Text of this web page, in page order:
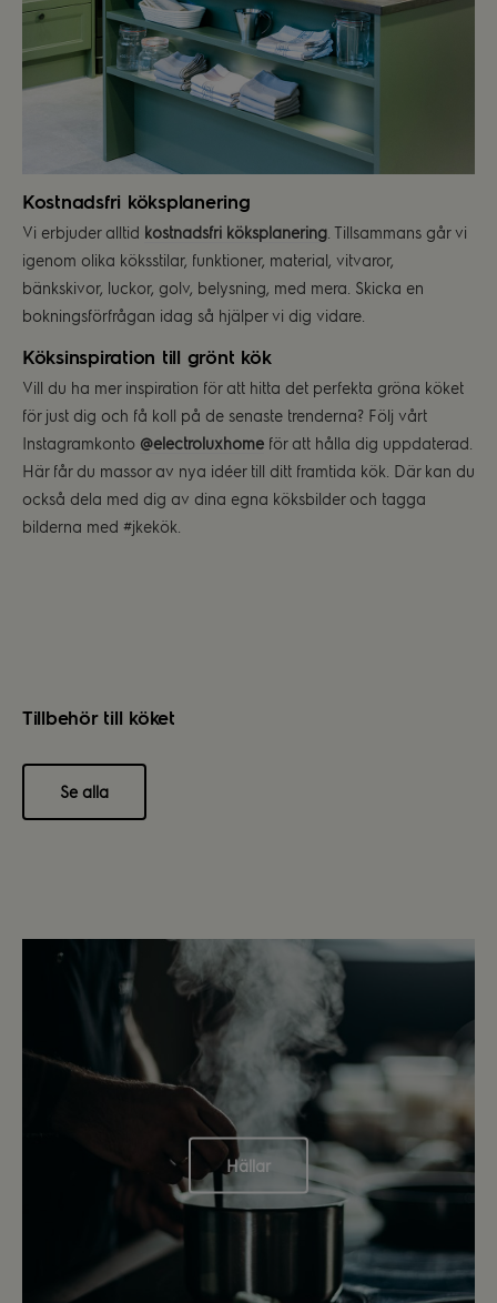
Kostnadsfri köksplanering
Vi erbjuder alltid kostnadsfri köksplanering . Tillsammans går vi
igenom olika köksstilar, funktioner, material, vitvaror,
bänkskivor, luckor, golv, belysning, med mera. Skicka en
bokningsförfrågan idag så hjälper vi dig vidare.
Köksinspiration till grönt kök
Vill du ha mer inspiration för att hitta det perfekta gröna köket
för just dig och få koll på de senaste trenderna? Följ vårt
Instagramkonto @electroluxhome för att hålla dig uppdaterad.
Här får du massor av nya idéer till ditt framtida kök. Där kan du
också dela med dig av dina egna köksbilder och tagga
bilderna med #jkekök.
Tillbehör till köket
Se alla
Hällar